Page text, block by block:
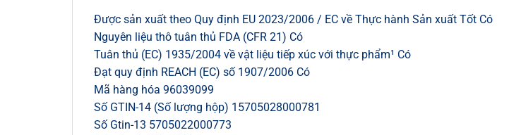
Được sản xuất theo Quy định EU 2023/2006 / EC về Thực hành Sản xuất Tốt Có
Nguyên liệu thô tuân thủ FDA (CFR 21) Có
Tuân thủ (EC) 1935/2004 về vật liệu tiếp xúc với thực phẩm¹ Có
Đạt quy định REACH (EC) số 1907/2006 Có
Mã hàng hóa 96039099
Số GTIN-14 (Số lượng hộp) 15705028000781
Số Gtin-13 5705022000773